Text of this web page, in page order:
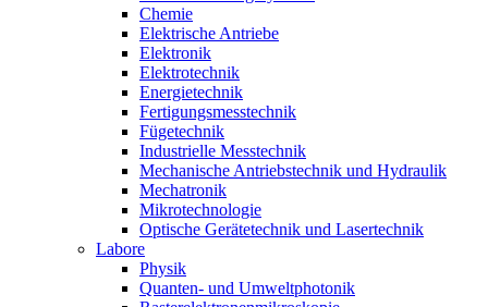
Chemie
Elektrische Antriebe
Elektronik
Elektrotechnik
Energietechnik
Fertigungsmesstechnik
Fügetechnik
Industrielle Messtechnik
Mechanische Antriebstechnik und Hydraulik
Mechatronik
Mikrotechnologie
Optische Gerätetechnik und Lasertechnik
Labore
Physik
Quanten- und Umweltphotonik